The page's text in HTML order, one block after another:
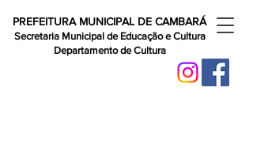
PREFEITURA MUNICIPAL DE CAMBARÁ
Secretaria Municipal de Educação e Cultura
Departamento de Cultura